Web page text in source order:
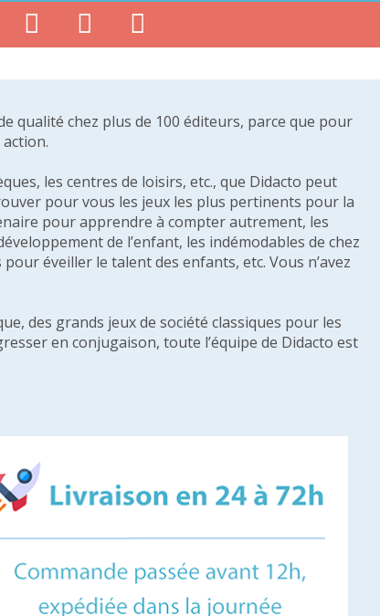
qualité chez plus de 100 éditeurs, parce que pour
les centres de loisirs, etc., que Didacto peut
pour vous les jeux les plus pertinents pour la
pour apprendre à compter autrement, les
de l’enfant, les indémodables de chez
éveiller le talent des enfants, etc. Vous n’avez
des grands jeux de société classiques pour les
en conjugaison, toute l’équipe de Didacto est